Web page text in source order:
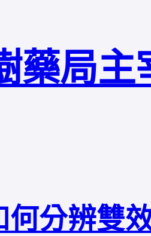
藥局主
分辨雙